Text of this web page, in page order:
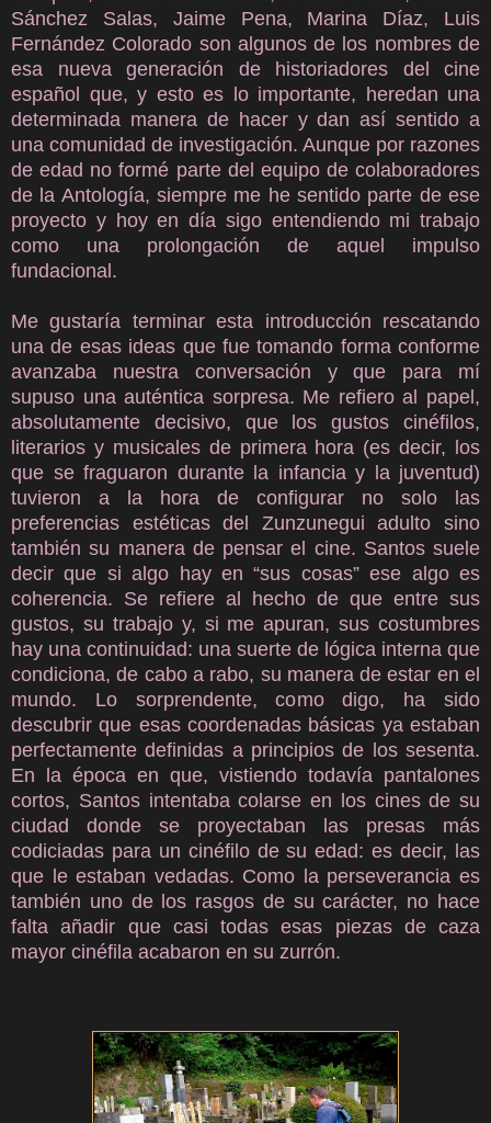
Sánchez Salas, Jaime Pena, Marina Díaz, Luis
Fernández Colorado son algunos de los nombres de
esa nueva generación de historiadores del cine
español que, y esto es lo importante, heredan una
determinada manera de hacer y dan así sentido a
una comunidad de investigación. Aunque por razones
de edad no formé parte del equipo de colaboradores
de la Antología, siempre me he sentido parte de ese
proyecto y hoy en día sigo entendiendo mi trabajo
como una prolongación de aquel impulso
fundacional.
Me gustaría terminar esta introducción rescatando
una de esas ideas que fue tomando forma conforme
avanzaba nuestra conversación y que para mí
supuso una auténtica sorpresa. Me refiero al papel,
absolutamente decisivo, que los gustos cinéfilos,
literarios y musicales de primera hora (es decir, los
que se fraguaron durante la infancia y la juventud)
tuvieron a la hora de configurar no solo las
preferencias estéticas del Zunzunegui adulto sino
también su manera de pensar el cine. Santos suele
decir que si algo hay en “sus cosas” ese algo es
coherencia. Se refiere al hecho de que entre sus
gustos, su trabajo y, si me apuran, sus costumbres
hay una continuidad: una suerte de lógica interna que
condiciona, de cabo a rabo, su manera de estar en el
mundo. Lo sorprendente, como digo, ha sido
descubrir que esas coordenadas básicas ya estaban
perfectamente definidas a principios de los sesenta.
En la época en que, vistiendo todavía pantalones
cortos, Santos intentaba colarse en los cines de su
ciudad donde se proyectaban las presas más
codiciadas para un cinéfilo de su edad: es decir, las
que le estaban vedadas. Como la perseverancia es
también uno de los rasgos de su carácter, no hace
falta añadir que casi todas esas piezas de caza
mayor cinéfila acabaron en su zurrón.